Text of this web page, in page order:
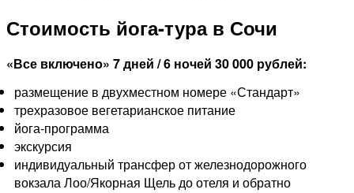
Стоимость йога-тура в Сочи
«Все включено» 7 дней / 6 ночей 30 000 рублей:
размещение в двухместном номере «Стандарт»
трехразовое вегетарианское питание
йога-программа
экскурсия
индивидуальный трансфер от железнодорожного
вокзала Лоо/Якорная Щель до отеля и обратно